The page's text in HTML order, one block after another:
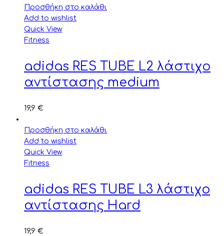
Προσθήκη στο καλάθι
Add to wishlist
Quick View
Fitness
adidas RES TUBE L2 λάστιχο
αντίστασης medium
19,9 €
Προσθήκη στο καλάθι
Add to wishlist
Quick View
Fitness
adidas RES TUBE L3 λάστιχο
αντίστασης Hard
19,9 €